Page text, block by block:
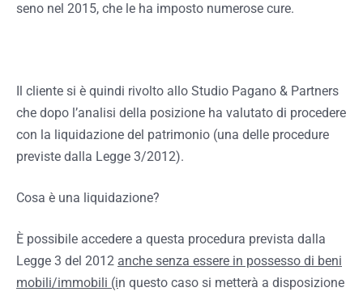
seno nel 2015, che le ha imposto numerose cure.
Il cliente si è quindi rivolto allo Studio Pagano & Partners
che dopo l’analisi della posizione ha valutato di procedere
con la liquidazione del patrimonio (una delle procedure
previste dalla Legge 3/2012).
Cosa è una liquidazione?
È possibile accedere a questa procedura prevista dalla
Legge 3 del 2012 anche senza essere in possesso di beni
mobili/immobili (in questo caso si metterà a disposizione